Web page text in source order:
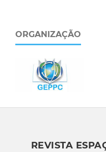
ORGANIZAÇÃO
REVISTA